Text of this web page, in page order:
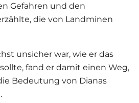
Gefahren und den
die von Landminen
unsicher war, wie er das
fand er damit einen Weg,
Bedeutung von Dianas